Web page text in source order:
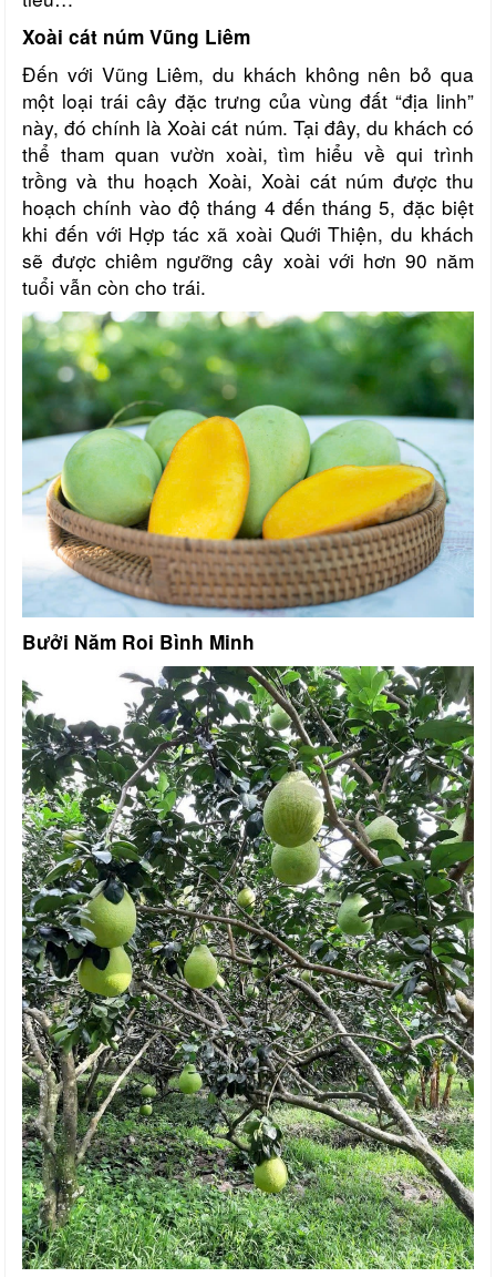
Xoài cát núm Vũng Liêm
Đến với Vũng Liêm, du khách không nên bỏ qua
một loại trái cây đặc trưng của vùng đất “địa linh”
này, đó chính là Xoài cát núm. Tại đây, du khách có
thể tham quan vườn xoài, tìm hiểu về qui trình
trồng và thu hoạch Xoài, Xoài cát núm được thu
hoạch chính vào độ tháng 4 đến tháng 5, đặc biệt
khi đến với Hợp tác xã xoài Quới Thiện, du khách
sẽ được chiêm ngưỡng cây xoài với hơn 90 năm
tuổi vẫn còn cho trái.
Bưởi Năm Roi Bình Minh